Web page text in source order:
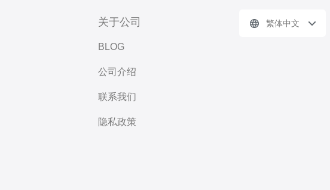
关于公司
BLOG
公司介绍
联系我们
隐私政策
繁体中文